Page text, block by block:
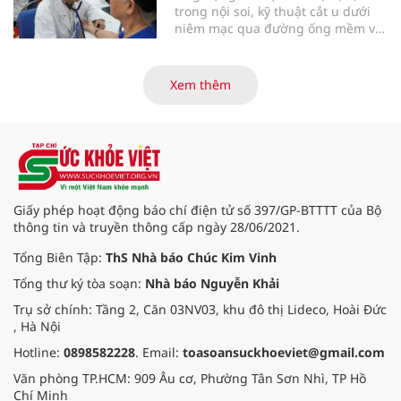
trong nội soi, kỹ thuật cắt u dưới
niêm mạc qua đường ống mềm và
là những nội dung trọng tâm được
báo cáo tại Hội thảo khoa học cập
Xem thêm
Giấy phép hoạt động báo chí điện tử số 397/GP-BTTTT của Bộ
thông tin và truyền thông cấp ngày 28/06/2021.
Tổng Biên Tập: ThS Nhà báo Chúc Kim Vinh
Tổng thư ký tòa soạn: Nhà báo Nguyễn Khải
Trụ sở chính: Tầng 2, Căn 03NV03, khu đô thị Lideco, Hoài Đức
, Hà Nội
Hotline: 0898582228. Email: toasoansuckhoeviet@gmail.com
Văn phòng TP.HCM: 909 Âu cơ, Phường Tân Sơn Nhì, TP Hồ
Chí Minh